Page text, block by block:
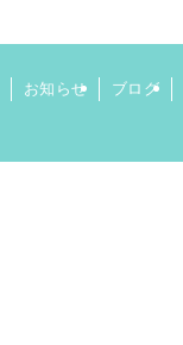
お知らせ ブログ